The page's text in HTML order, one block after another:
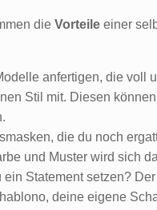
die Vorteileeiner
anfertigen, die voll
Stil mit. Diesen
die du noch
und Muster wird sich
ein Statement setzen?
deine eigene